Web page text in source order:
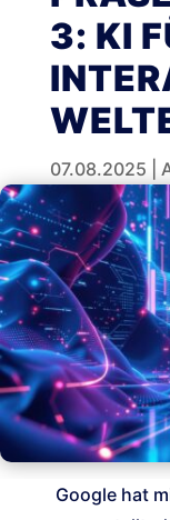
3: KI
07.08.2025
Google hat